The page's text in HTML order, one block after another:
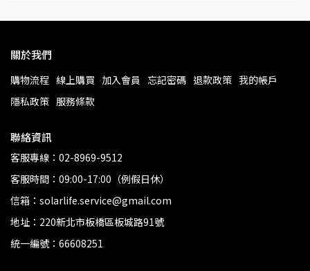
關於我們
購物流程 線上購買 加入會員 忘記密碼 退款政策 我的帳戶
隱私政策 服務條款
聯絡資訊
客服專線：02-8969-9512
客服時間：09:00-17:00（例假日休）
信箱：solarlife.service@gmail.com
地址：220新北市板橋區板城路91號
統一編號：66608251